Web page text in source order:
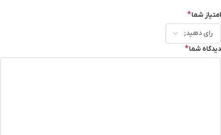
امتیاز شما*
دیدگاه شما*